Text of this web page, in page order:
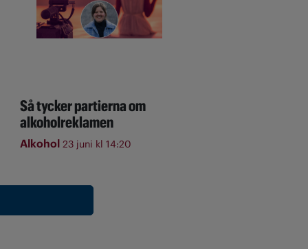
Så tycker partierna om
alkoholreklamen
Alkohol 23 juni kl 14:20